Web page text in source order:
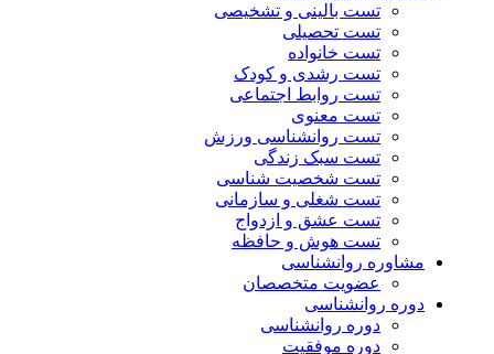
تست بالینی و تشخیصی
تست تحصیلی
تست خانواده
تست رشدی و کودک
تست روابط اجتماعی
تست معنوی
تست روانشناسی ورزش
تست سبک زندگی
تست شخصیت شناسی
تست شغلی و سازمانی
تست عشق و ازدواج
تست هوش و حافظه
مشاوره روانشناسی
عضویت متخصصان
دوره روانشناسی
دوره روانشناسی
دوره موفقیت